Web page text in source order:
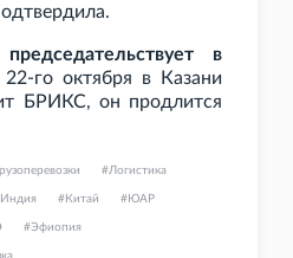
в
го октября в Казани
БРИКС, он продлится
Логистика
Индия Китай ЮАР
Эфиопия